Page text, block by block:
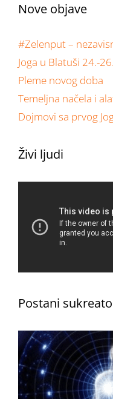
Nove objave
#Zelenput –
Joga u Blatuši 24.-
Pleme novog doba
Temeljna načela i
Dojmovi sa prvog
Živi ljudi
Postani